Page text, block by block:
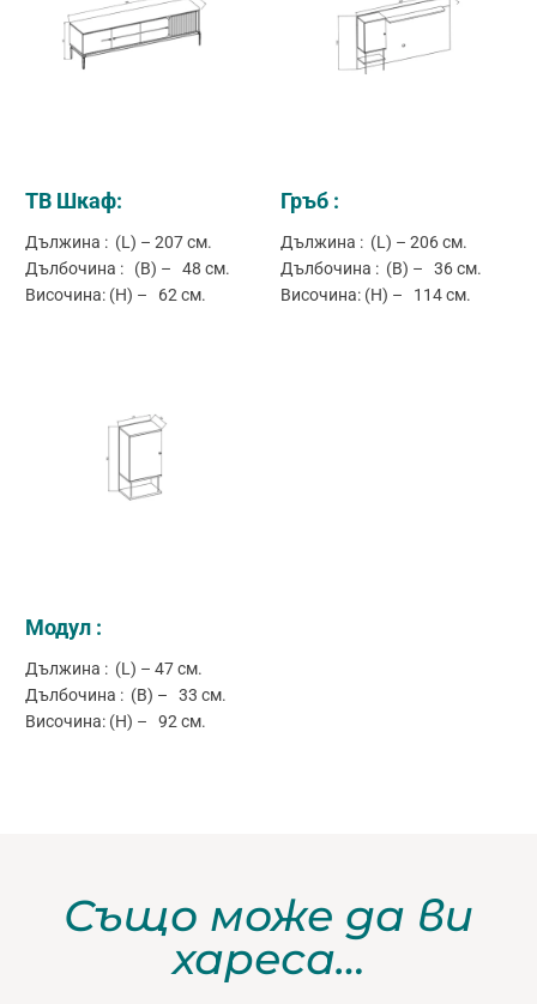
ТВ Шкаф:
Дължина : (L) – 207 см.
Дълбочина : (B) – 48 см.
Височина: (H) – 62 см.
Гръб :
Дължина : (L) – 206 см.
Дълбочина : (B) – 36 см.
Височина: (H) – 114 см.
Модул :
Дължина : (L) – 47 см.
Дълбочина : (B) – 33 см.
Височина: (H) – 92 см.
Също може да ви
хареса…